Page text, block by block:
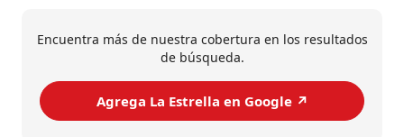
Encuentra más de nuestra cobertura en los resultados
de búsqueda.
Agrega La Estrella en Google ↗️